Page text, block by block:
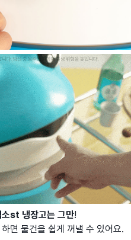
소st 냉장고는 그만!
면 물건을 쉽게 꺼낼 수 있어요.